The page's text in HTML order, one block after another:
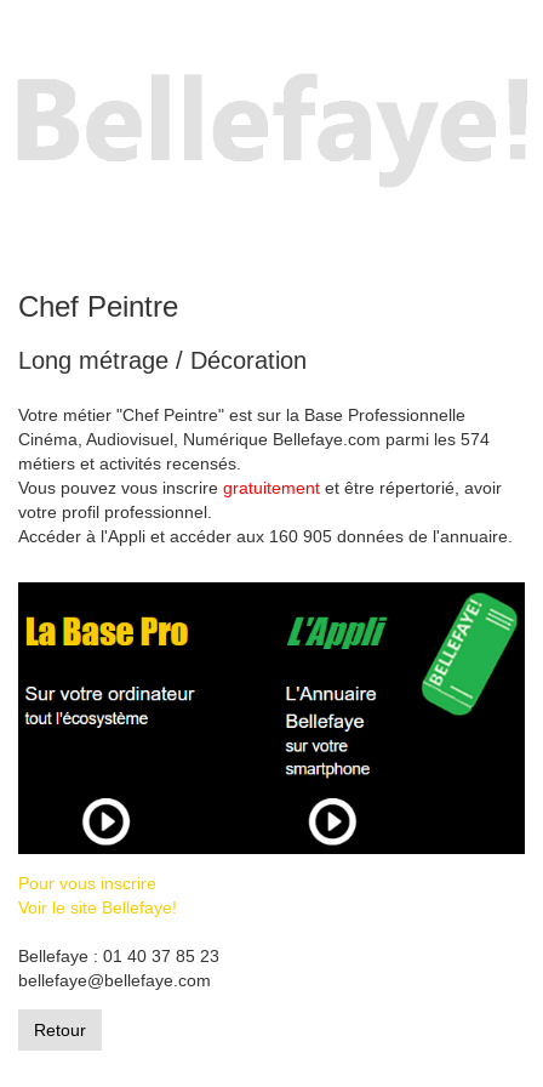
Chef Peintre
Long métrage / Décoration
Votre métier "Chef Peintre" est sur la Base Professionnelle
Cinéma, Audiovisuel, Numérique Bellefaye.com parmi les 574
métiers et activités recensés.
Vous pouvez vous inscrire gratuitement et être répertorié, avoir
votre profil professionnel.
Accéder à l'Appli et accéder aux 160 905 données de l'annuaire.
Pour vous inscrire
Voir le site Bellefaye!
Bellefaye : 01 40 37 85 23
bellefaye@bellefaye.com
Retour